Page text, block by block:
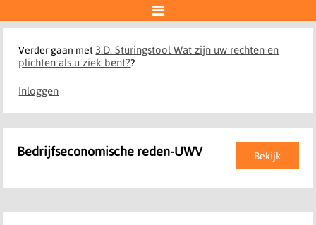

Verder gaan met 3.D. Sturingstool Wat zijn uw rechten en
plichten als u ziek bent??
Inloggen
Bekijk
Bedrijfseconomische reden-UWV